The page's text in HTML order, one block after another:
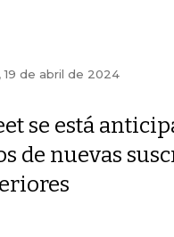
19 de abril de 2024
se está
de nuevas